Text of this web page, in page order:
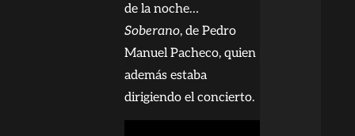
de la noche…
Soberano, de Pedro
Manuel Pacheco, quien
además estaba
dirigiendo el concierto.